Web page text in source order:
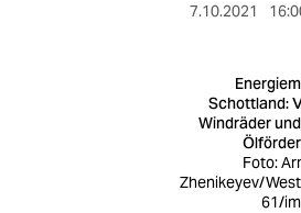
7.10.2021
Schottland:
Windräder
Foto:
Zhenikeyev/
61/